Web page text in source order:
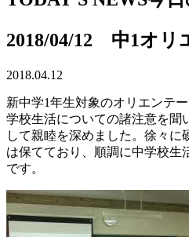
2018/04/12 中1オリ
2018.04.12
新中学1年生対象のオリエンテ
学校生活についての諸注意を聞
して親睦を深めました。徐々
は保てており、順調に中学校生
です。